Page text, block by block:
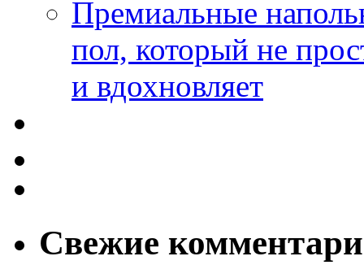
Премиальные
пол, который не
и вдохновляет
Свежие